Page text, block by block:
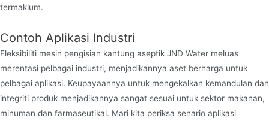
termaklum.
Contoh Aplikasi Industri
Fleksibiliti mesin pengisian kantung aseptik JND Water meluas
merentasi pelbagai industri, menjadikannya aset berharga untuk
pelbagai aplikasi. Keupayaannya untuk mengekalkan kemandulan dan
integriti produk menjadikannya sangat sesuai untuk sektor makanan,
minuman dan farmaseutikal. Mari kita periksa senario aplikasi